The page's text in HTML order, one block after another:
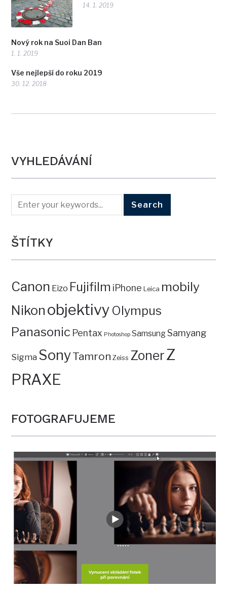
14. 1. 2019
Nový rok na Suoi Dan Ban
1. 1. 2019
Vše nejlepší do roku 2019
30. 12. 2018
VYHLEDÁVÁNÍ
ŠTÍTKY
Canon Eizo Fujifilm iPhone Leica mobily
Nikon objektivy Olympus
Panasonic Pentax Photoshop SamsungSamyang
Sigma SonyTamron Zeiss ZonerZ
PRAXE
FOTOGRAFUJEME